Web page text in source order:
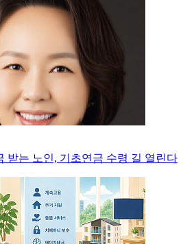
받는 노인, 기초연금 수령 길 열린다